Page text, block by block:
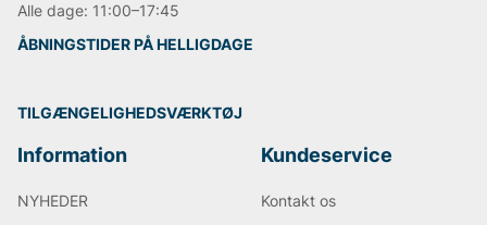
Alle dage: 11:00–17:45
ÅBNINGSTIDER PÅ HELLIGDAGE
TILGÆNGELIGHEDSVÆRKTØJ
Information
NYHEDER
Kundeservice
Kontakt os